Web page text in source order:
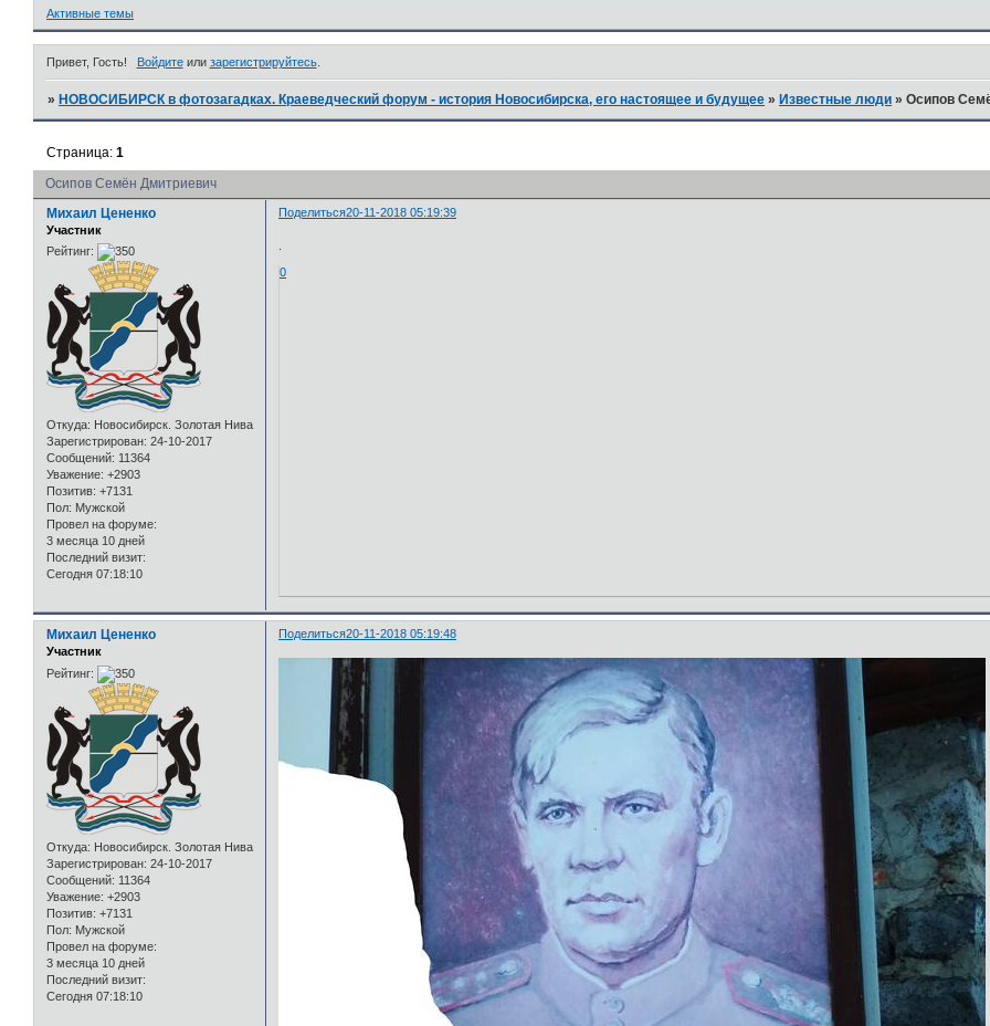
Активные темы
Привет, Гость! Войдитеили зарегистрируйтесь.
»НОВОСИБИРСК в фотозагадках. Краеведческий форум - история Новосибирска, его настоящее и будущее »Известные люди »Осипов
Осипов Семён Дмитриевич
Страница:1
Поделиться20-11-2018 05:19:39
Михаил Цененко
Участник
Рейтинг:
Откуда: Новосибирск. Золотая Нива
Зарегистрирован: 24-10-2017
Сообщений: 11364
Уважение: +2903
Позитив: +7131
Пол: Мужской
Провел на форуме:
3 месяца 10 дней
Последний визит:
Сегодня 07:18:10
0
Поделиться20-11-2018 05:19:48
Михаил Цененко
Участник
Рейтинг:
Откуда: Новосибирск. Золотая Нива
Зарегистрирован: 24-10-2017
Сообщений: 11364
Уважение: +2903
Позитив: +7131
Пол: Мужской
Провел на форуме:
3 месяца 10 дней
Последний визит:
Сегодня 07:18:10